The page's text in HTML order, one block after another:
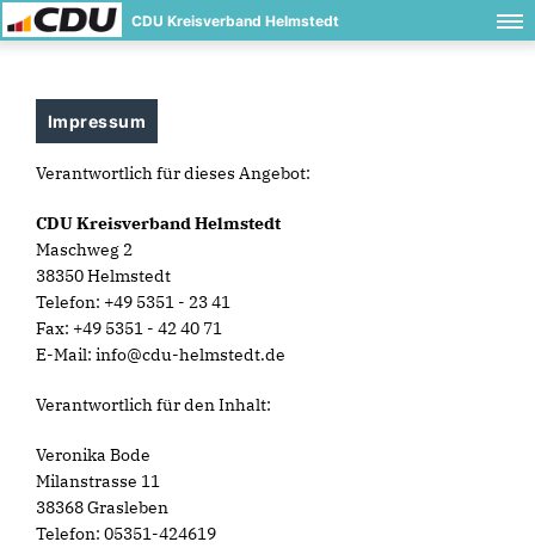
CDU Kreisverband Helmstedt
Impressum
Verantwortlich für dieses Angebot:
CDU Kreisverband Helmstedt
Maschweg 2
38350 Helmstedt
Telefon: +49 5351 - 23 41
Fax: +49 5351 - 42 40 71
E-Mail: info@cdu-helmstedt.de
Verantwortlich für den Inhalt:
Veronika Bode
Milanstrasse 11
38368 Grasleben
Telefon: 05351-424619